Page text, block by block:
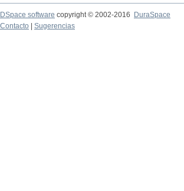
DSpace software copyright © 2002-2016
DuraSpace
Contacto
Sugerencias